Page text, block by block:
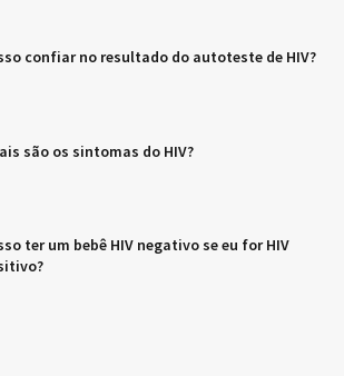
confiar no resultado do autoteste de HIV?
são os sintomas do HIV?
ter um bebê HIV negativo se eu for HIV